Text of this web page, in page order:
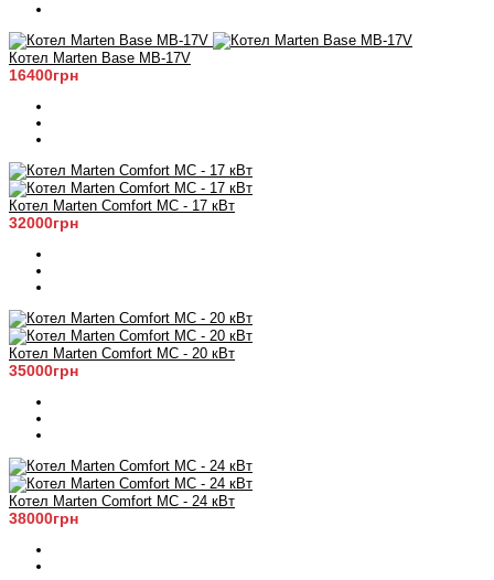
Котел Marten Base MB-17V
16400грн
Котел Marten Comfort MC - 17 кВт
32000грн
Котел Marten Comfort MC - 20 кВт
35000грн
Котел Marten Comfort MC - 24 кВт
38000грн